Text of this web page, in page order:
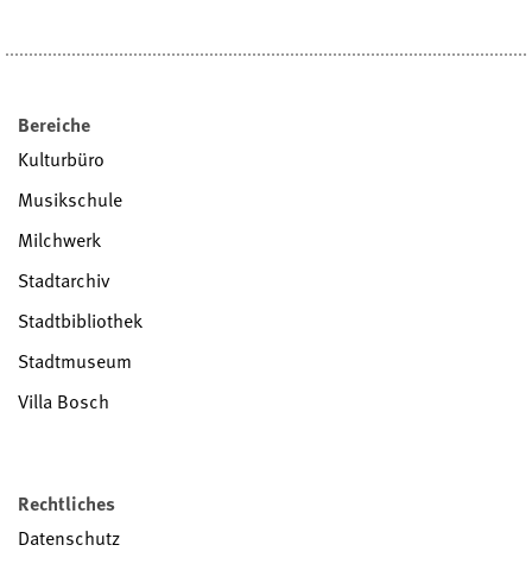
Bereiche
Kulturbüro
Musikschule
Milchwerk
Stadtarchiv
Stadtbibliothek
Stadtmuseum
Villa Bosch
Rechtliches
Datenschutz